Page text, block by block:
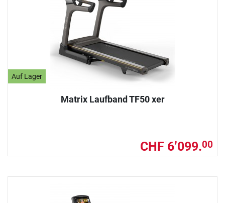
Auf Lager
Matrix Laufband TF50 xer
CHF 6’099.00